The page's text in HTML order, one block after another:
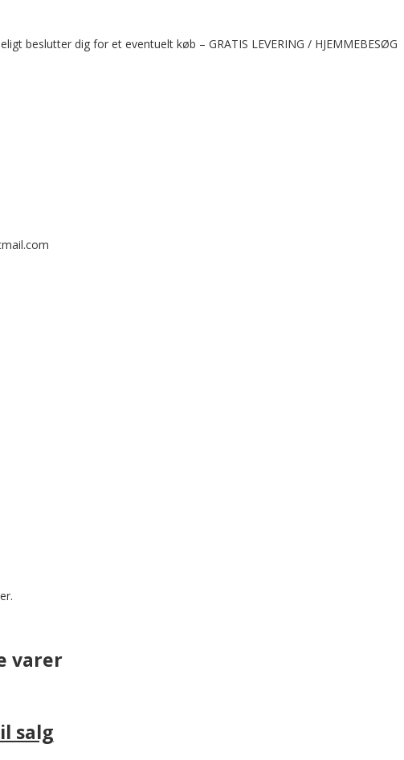
beslutter dig for et eventuelt køb – GRATIS LEVERING / HJEMMEBESØG
varer
salg